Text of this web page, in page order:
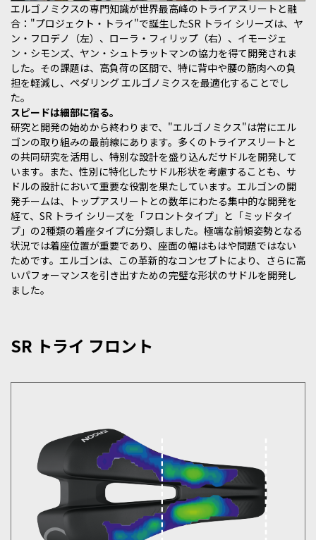
エルゴノミクスの専門知識が世界最高峰のトライアスリートと融
合："プロジェクト・トライ"で誕生したSR トライ シリーズは、ヤ
ン・フロデノ（左）、ローラ・フィリップ（右）、イモージェ
ン・シモンズ、ヤン・シュトラットマンの協力を得て開発されま
した。その課題は、高負荷の区間で、特に背中や腰の筋肉への負
担を軽減し、ペダリング エルゴノミクスを最適化することでし
た。
スピードは細部に宿る。
研究と開発の始めから終わりまで、"エルゴノミクス"は常にエル
ゴンの取り組みの最前線にあります。多くのトライアスリートと
の共同研究を活用し、特別な設計を盛り込んだサドルを開発して
います。また、性別に特化したサドル形状を考慮することも、サ
ドルの設計において重要な役割を果たしています。エルゴンの開
発チームは、トップアスリートとの数年にわたる集中的な開発を
経て、SR トライ シリーズを「フロントタイプ」と「ミッドタイ
プ」の2種類の着座タイプに分類しました。極端な前傾姿勢となる
状況では着座位置が重要であり、座面の幅はもはや問題ではない
ためです。エルゴンは、この革新的なコンセプトにより、さらに高
いパフォーマンスを引き出すための完璧な形状のサドルを開発し
ました。
SR トライ フロント